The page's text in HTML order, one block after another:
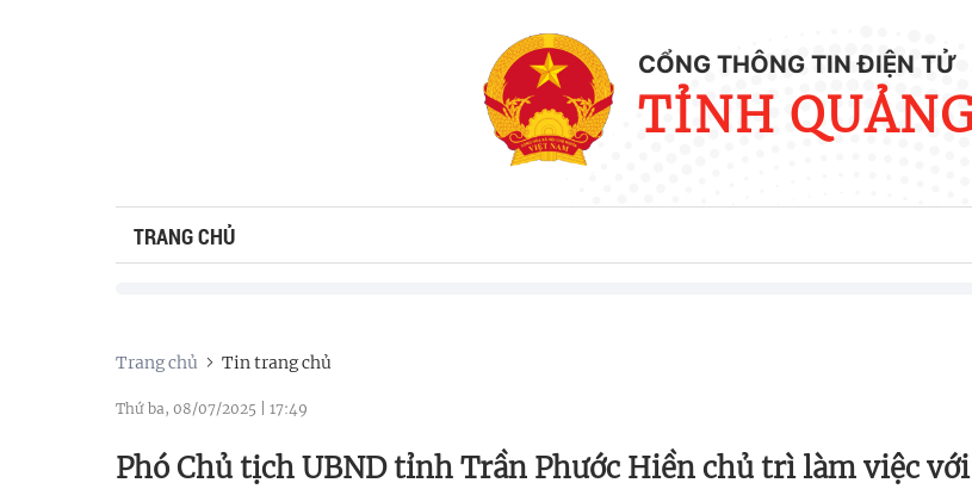
CỔNG THÔNG TIN ĐIỆN TỬ
TỈNH
TRANG CHỦ
Trang chủ Tin trang chủ
Thứ ba, 08/07/2025 17:49
Phó Chủ tịch UBND tỉnh Trần Phước Hiền chủ trì làm việc với